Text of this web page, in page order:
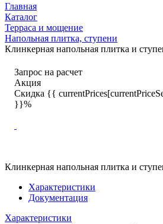
Главная
Каталог
Терраса и мощение
Напольная плитка, ступени
Клинкерная напольная плитка и
Запрос на расчет
Акция
Скидка {{
}}%
Клинкерная напольная плитка и
Характеристики
Документация
Характеристики